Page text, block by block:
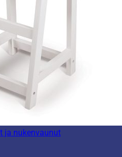
ja nukenvaunut